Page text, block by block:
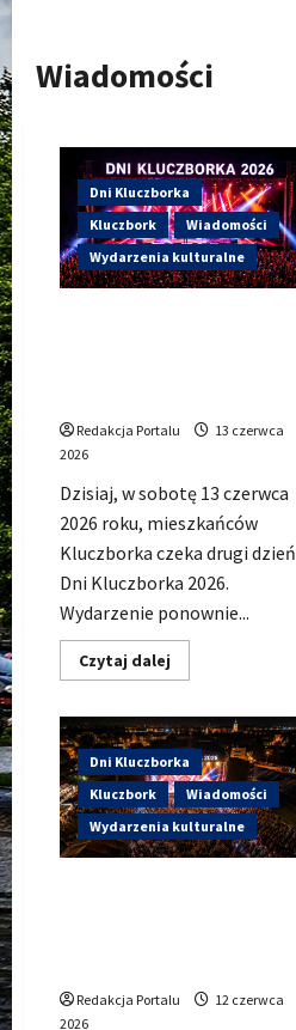
Wiadomości
Dni Kluczborka
Kluczbork
Wiadomości
Wydarzenia kulturalne
Redakcja Portalu
13 czerwca
2026
Dzisiaj, w sobotę 13 czerwca
2026 roku, mieszkańców
Kluczborka czeka drugi dzień
Dni Kluczborka 2026.
Wydarzenie ponownie...
Czytaj dalej
się
Dzisiaj
drugi
dzień
Dni
Kluczborka
2026.
Wieczorem
na
scenie
Dni Kluczborka
Kluczbork
Wiadomości
Wydarzenia kulturalne
Redakcja Portalu
12 czerwca
2026